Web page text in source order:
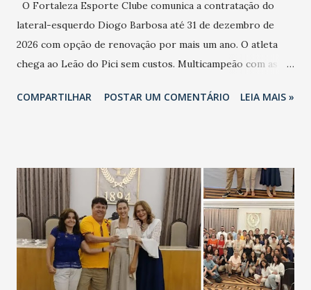
O Fortaleza Esporte Clube comunica a contratação do
lateral-esquerdo Diogo Barbosa até 31 de dezembro de
2026 com opção de renovação por mais um ano. O atleta
chega ao Leão do Pici sem custos. Multicampeão com as
Libertadores, Diogo traz muita experiência na carreira. Nas
excelente, sempre passando por grandes clubes, títulos e
conquistas. É um lateral de muita intensidade, chamou muita
atenção do Vojvoda, que pediu a contratação dele ao
enfrentá-lo algumas vezes e viu as qualidades técnicas e a
intensidade que ele gosta. Era uma opção do treinador e
conseguimos trazê-lo. Estava em fim de contrato, nós
COMPARTILHAR POSTAR UM COMENTÁRIO LEIA MAIS »